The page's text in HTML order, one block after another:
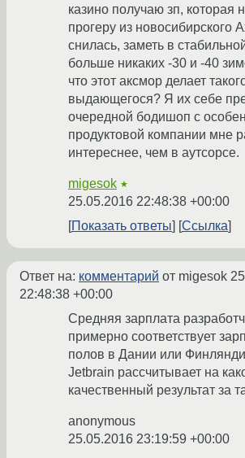
казино получаю зп, которая
прогеру из новосибирского
снилась, заметь в
больше никаких -30 и -40
что этот аксмор делает
выдающегося? Я их себе
очередной бодишоп с
продуктовой компании мне
интереснее, чем в аутсорсе.
migesok ★
25.05.2016 22:48:38 +00:00
Показать ответы
Ссылка
Ответ на: комментарий от migesok
22:48:38 +00:00
Средняя зарплата
примерно соответствует
полов в Дании или
Jetbrain рассчитывает на
качественный результат за
anonymous
25.05.2016 23:19:59 +00:00